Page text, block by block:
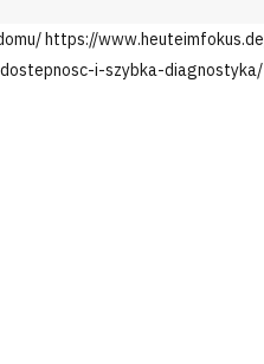
https://
i-szybka-diagnostyka/